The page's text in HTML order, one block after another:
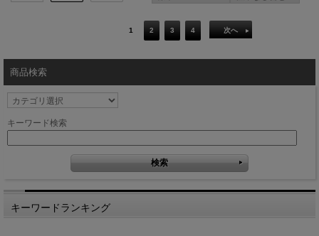
1 2 3 4 次へ
商品検索
キーワード検索
キーワードランキング